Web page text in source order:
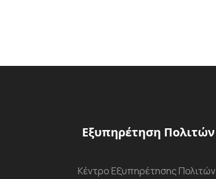
Εξυπηρέτηση Πολιτών
Κέντρο Εξυπηρέτησης Πολιτών